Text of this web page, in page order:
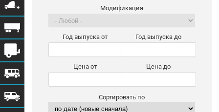
Модификация
Год выпуска от Год выпуска до
Цена от Цена до
Сортировать по